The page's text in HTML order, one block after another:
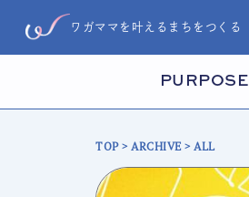
ワガママを叶えるまちをつくる
PURPOSE
TOP>ARCHIVE> ALL